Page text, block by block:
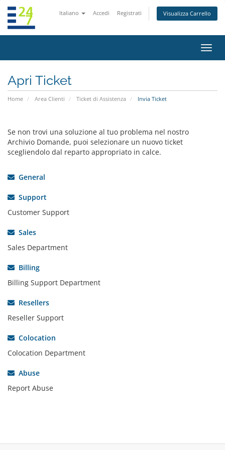
Italiano Accedi Registrati Visualizza Carrello
Attiva
Apri Ticket
Home Area Clienti Ticket di Assistenza Invia Ticket
Se non trovi una soluzione al tuo problema nel nostro
Archivio Domande, puoi selezionare un nuovo ticket
scegliendolo dal reparto appropriato in calce.
General
Support
Customer Support
Sales
Sales Department
Billing
Billing Support Department
Resellers
Reseller Support
Colocation
Colocation Department
Abuse
Report Abuse